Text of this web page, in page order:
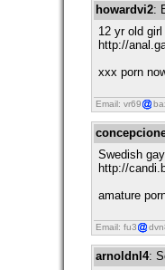
howardvi2:
12 yr old
http://
xxx porn
Email: vr69
Swedish
http://
amature
Email: fu3
arnoldnl4: